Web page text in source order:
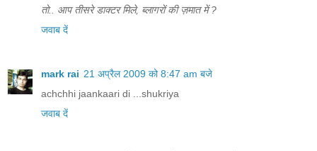
तो.. आप तीसरे डाक्टर मिले, ब्लागरों की ज़मात में ?
जवाब दें
mark rai 21 अप्रैल 2009 को 8:47 am बजे
achchhi jaankaari di ...shukriya
जवाब दें